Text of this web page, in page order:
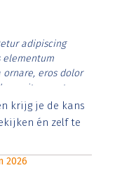
adipiscing
elementum
ornare, eros dolor
vitae erat.
id rutrum lorem
posuere.
krijg je de kans
én zelf te
2026